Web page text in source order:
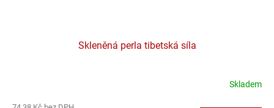
Skleněná perla tibetská síla
Skladem